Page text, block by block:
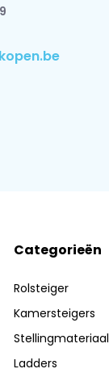
Categorieën
Rolsteiger
Kamersteigers
Stellingmateriaal
Ladders